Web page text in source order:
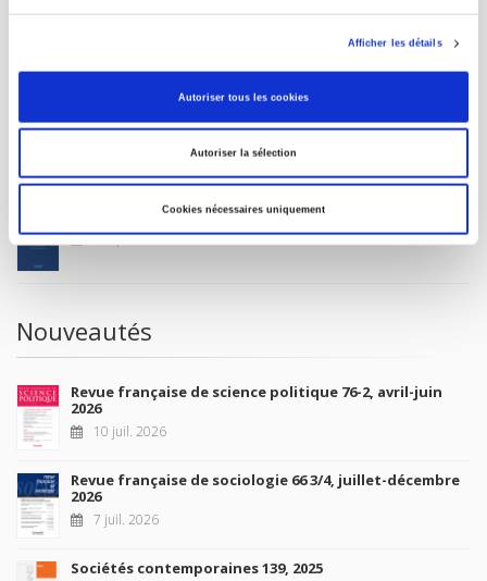
Afficher les détails
Autoriser tous les cookies
Autoriser la sélection
Cookies nécessaires uniquement
POUR LES LIBRAIRES
MON COMPTE
La France et l'Union européenne
4 sept. 2026
Nouveautés
Revue française de science politique 76-2, avril-juin
2026
10 juil. 2026
Revue française de sociologie 66 3/4, juillet-décembre
2026
7 juil. 2026
Sociétés contemporaines 139, 2025